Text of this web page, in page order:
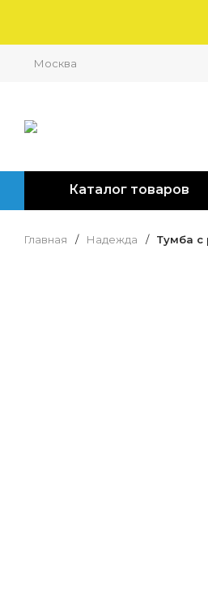
Москва
Каталог товаров
Главная / Надежда / Тумба с